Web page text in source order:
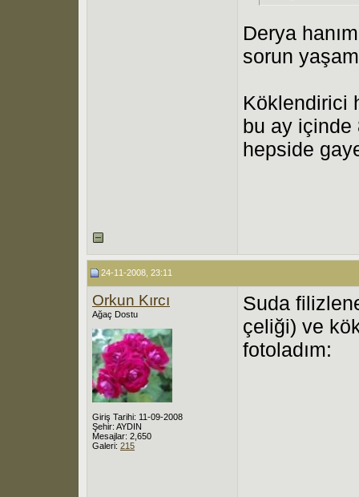
Derya
sorun
Köklendirici
bu ay içinde
hepside
24-11-2008, 23:11
Orkun Kırcı
Ağaç Dostu
Giriş Tarihi: 11-09-2008
Şehir: AYDIN
Mesajlar: 2,650
Galeri: 215
Suda
çeliği) ve
fotoladım: